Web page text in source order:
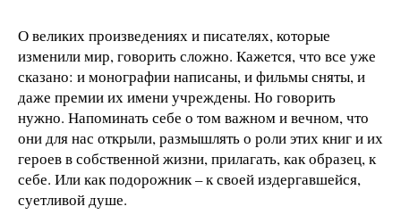
О великих произведениях и писателях, которые
изменили мир, говорить сложно. Кажется, что все уже
сказано: и монографии написаны, и фильмы сняты, и
даже премии их имени учреждены. Но говорить
нужно. Напоминать себе о том важном и вечном, что
они для нас открыли, размышлять о роли этих книг и их
героев в собственной жизни, прилагать, как образец, к
себе. Или как подорожник – к своей издергавшейся,
суетливой душе.